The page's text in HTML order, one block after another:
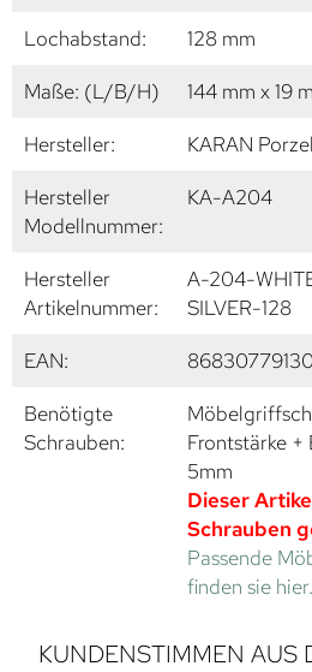
Lochabstand:
128 mm
Maße: (L/B/H)
144 mm x 19
Hersteller:
KARAN
Hersteller
Modellnummer:
KA-A204
Hersteller
Artikelnummer:
A-204-
SILVER-128
EAN:
Benötigte
Schrauben:
Frontstärke
5mm
Dieser
Schrauben
Passende
finden sie hier.
KUNDENSTIMMEN AUS